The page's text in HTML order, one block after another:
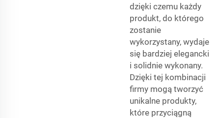
dzięki czemu każdy
produkt, do którego
zostanie
wykorzystany, wydaje
się bardziej elegancki
i solidnie wykonany.
Dzięki tej kombinacji
firmy mogą tworzyć
unikalne produkty,
które przyciągną